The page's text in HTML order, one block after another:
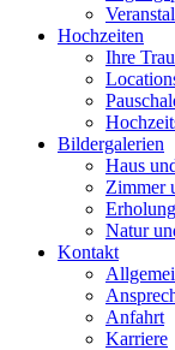
Hochzeiten
Ihre
Bildergalerien
Haus
Zimmer
Natur
Kontakt
Anfahrt
Karriere